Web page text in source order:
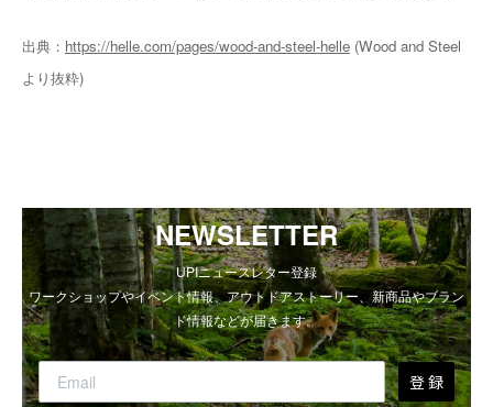
出典： https://helle.com/pages/wood-and-steel-helle (Wood and Steel
より抜粋)
NEWSLETTER
UPIニュースレター登録
ワークショップやイベント情報、アウトドアストーリー、新商品やブラン
ド情報などが届きます。
登 録